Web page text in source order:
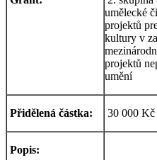
umělecké
projektů
kultury v
projektů
umění
Přidělená částka: 30 000 Kč
Popis: